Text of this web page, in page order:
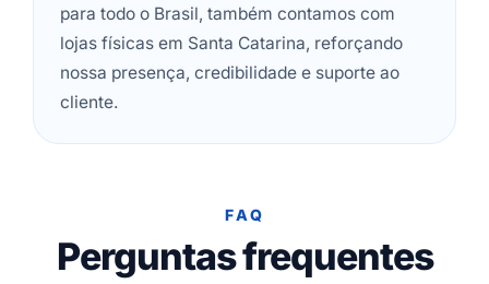
para todo o Brasil, também contamos com
lojas físicas em Santa Catarina, reforçando
nossa presença, credibilidade e suporte ao
cliente.
FAQ
Perguntas frequentes